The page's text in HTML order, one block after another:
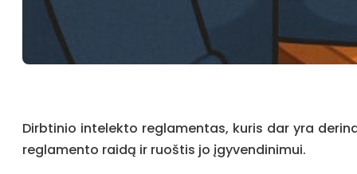
Dirbtinio intelekto reglamentas, kuris dar yra
reglamento raidą ir ruoštis jo įgyvendinimui.